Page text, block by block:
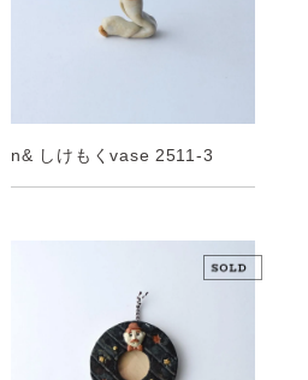
n& しけもくvase 2511-3